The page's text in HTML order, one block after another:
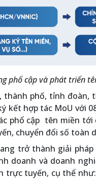
phổ cập và phát triển
thành phố, tỉnh
kết hợp tác MoU với
phổ cập tên miền
chuyển đổi số toàn
trở thành giải
doanh và doanh
trực tuyến, cụ thể